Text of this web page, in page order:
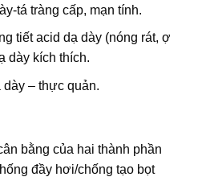
tá tràng cấp, mạn tính.
tiết acid dạ dày (nóng rát, ợ
dày kích thích.
– thực quản.
bằng của hai thành phần
đầy hơi/chống tạo bọt